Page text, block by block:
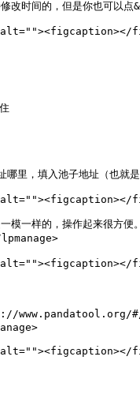
修改时间的，但是你也
里，填入池子地址（也就
是一模一样的，操作起
www.pandatool.org/#/